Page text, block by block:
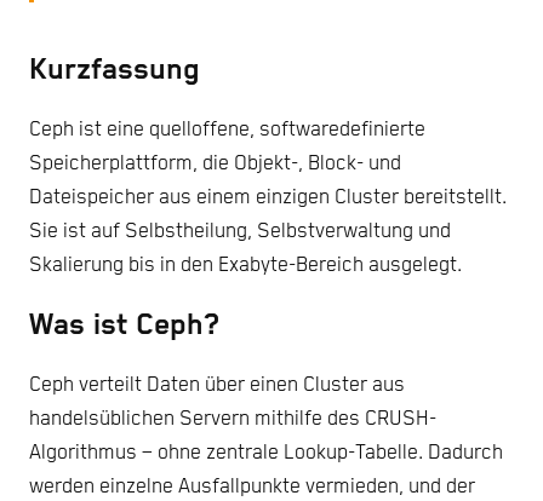
Kurzfassung
Ceph ist eine quelloffene, softwaredefinierte
Speicherplattform, die Objekt-, Block- und
Dateispeicher aus einem einzigen Cluster bereitstellt.
Sie ist auf Selbstheilung, Selbstverwaltung und
Skalierung bis in den Exabyte-Bereich ausgelegt.
Was ist Ceph?
Ceph verteilt Daten über einen Cluster aus
handelsüblichen Servern mithilfe des CRUSH-
Algorithmus – ohne zentrale Lookup-Tabelle. Dadurch
werden einzelne Ausfallpunkte vermieden, und der